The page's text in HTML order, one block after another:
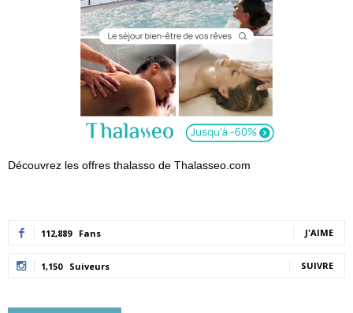
Découvrez les offres thalasso de Thalasseo.com
112,889 Fans J'AIME
1,150 Suiveurs SUIVRE